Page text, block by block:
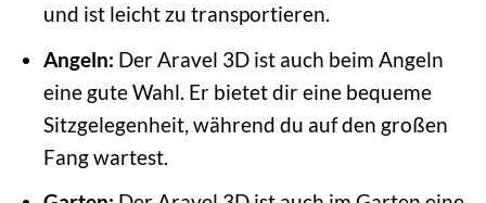
und ist leicht zu transportieren.
Angeln: Der Aravel 3D ist auch beim Angeln
eine gute Wahl. Er bietet dir eine bequeme
Sitzgelegenheit, während du auf den großen
Fang wartest.